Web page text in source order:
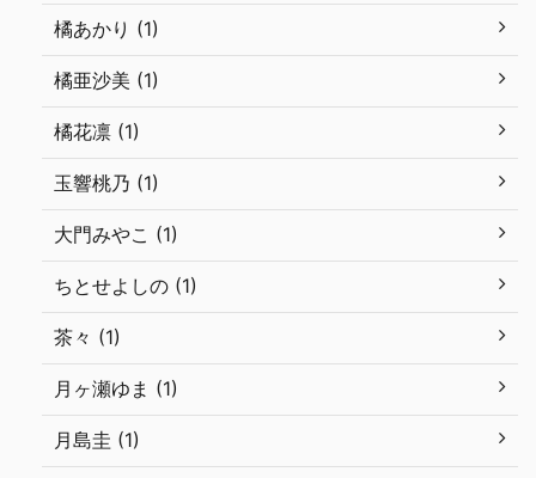
橘あかり (1)
橘亜沙美 (1)
橘花凛 (1)
玉響桃乃 (1)
大門みやこ (1)
ちとせよしの (1)
茶々 (1)
月ヶ瀬ゆま (1)
月島圭 (1)